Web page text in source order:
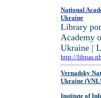
National
Ukraine
Library
Academy
Ukraine |
http://
Vernadsky
Ukraine
Institute of